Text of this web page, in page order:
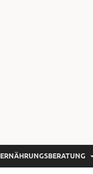
ERNÄHRUNGSBERATUNG